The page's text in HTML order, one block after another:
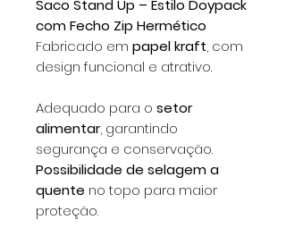
Saco Stand Up – Estilo Doypack
com Fecho Zip Hermético
Fabricado em papel kraft, com
design funcional e atrativo.
Adequado para o setor
alimentar, garantindo
segurança e conservação.
Possibilidade de selagem a
quente no topo para maior
proteção.